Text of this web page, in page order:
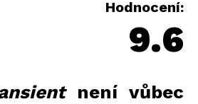
Hodnocení:
9.6
není vůbec